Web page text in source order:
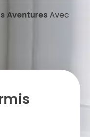
AventuresAvec